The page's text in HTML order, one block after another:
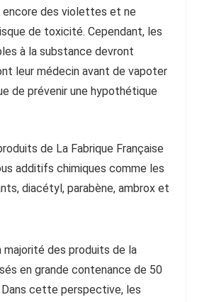
encore des violettes et ne
de toxicité. Cependant, les
à la substance devront
leur médecin avant de vapoter
de prévenir une hypothétique
de La Fabrique Française
additifs chimiques comme les
diacétyl, parabène, ambrox et
majorité des produits de la
en grande contenance de 50
Dans cette perspective, les